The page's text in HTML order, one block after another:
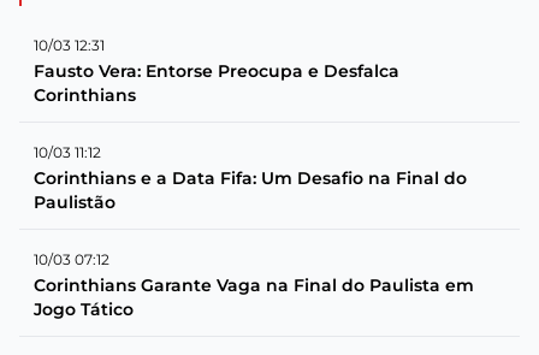
10/03 12:31
Fausto Vera: Entorse Preocupa e Desfalca
Corinthians
10/03 11:12
Corinthians e a Data Fifa: Um Desafio na Final do
Paulistão
10/03 07:12
Corinthians Garante Vaga na Final do Paulista em
Jogo Tático